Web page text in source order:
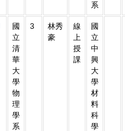
系
國
立
清
華
大
學
物
理
學
系
3
林秀
豪
線
上
授
課
國
立
中
興
大
學
材
料
科
學